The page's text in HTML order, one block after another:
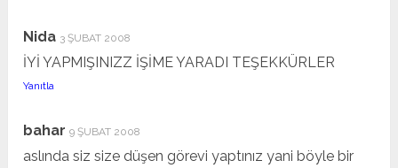
Nida 3 ŞUBAT 2008
İYİ YAPMIŞINIZZ İŞİME YARADI TEŞEKKÜRLER
Yanıtla
bahar 9 ŞUBAT 2008
aslında siz size düşen görevi yaptınız yani böyle bir